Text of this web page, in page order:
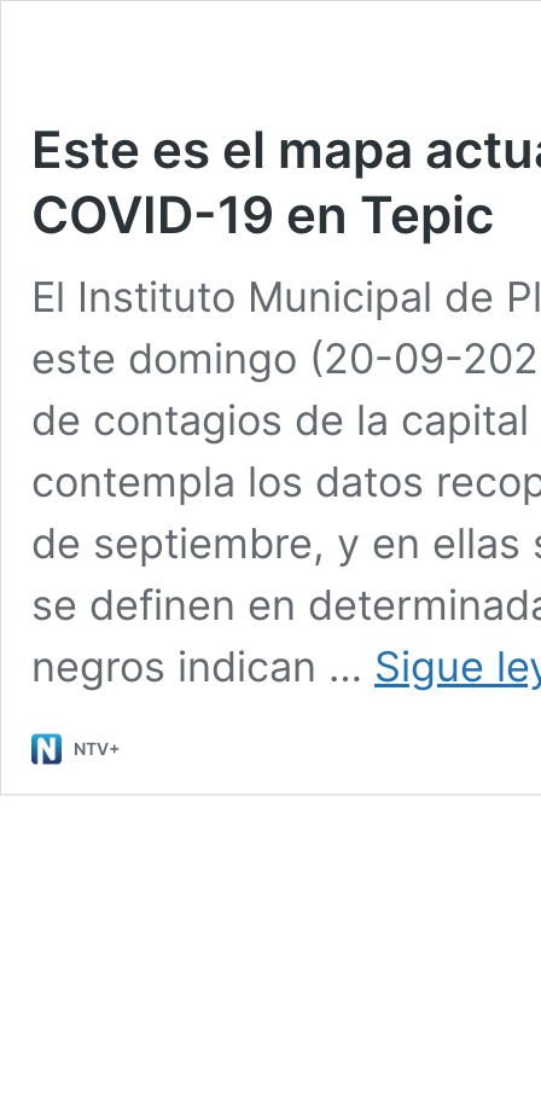
Este es el mapa
COVID-19 en Tepic
El Instituto Municipal de
este domingo (20-09-
de contagios de la
contempla los datos
de septiembre, y en ellas
se definen en
negros indican … Sigue
NTV+